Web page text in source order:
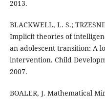
2013.
BLACKWELL, L. S.;
Implicit theories of
an adolescent transition: A
intervention. Child
2007.
BOALER, J. Mathematical